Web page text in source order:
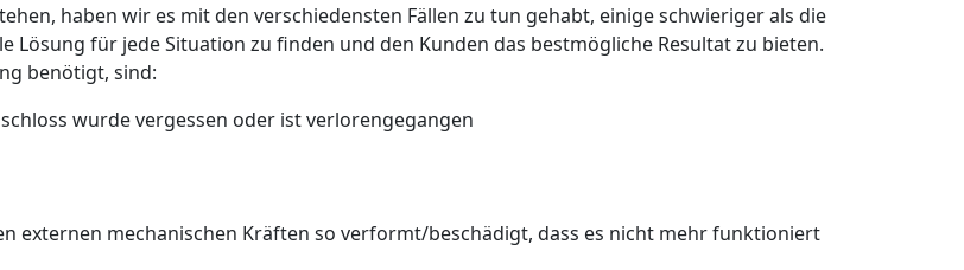
haben wir es mit den verschiedensten Fällen zu tun gehabt, einige schwieriger als die
Lösung für jede Situation zu finden und den Kunden das bestmögliche Resultat zu bieten.
benötigt, sind:
wurde vergessen oder ist verlorengegangen
externen mechanischen Kräften so verformt/beschädigt, dass es nicht mehr funktioniert